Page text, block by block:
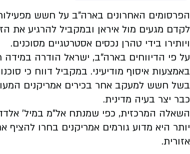
הפרסומים האחרונים בארה"ב על חשש מפעילות
לקדם מגעים מול איראן ובמקביל להרגיע את
ויותירו בידי טהרן נכסים אסטרטגיים מסוכנים.
על פי הדיווחים בארה"ב, ישראל הודרה במידה
באמצעות איסוף מודיעיני. במקביל דווח כי
בשל חשש למעקב אחר בכירים אמריקנים
כבר יצר בעיה מדינית.
השאלה המרכזית, כפי שמנתח אל"מ במיל' אלדד
יותר היא מדוע גורמים אמריקנים בחרו
אזורית.